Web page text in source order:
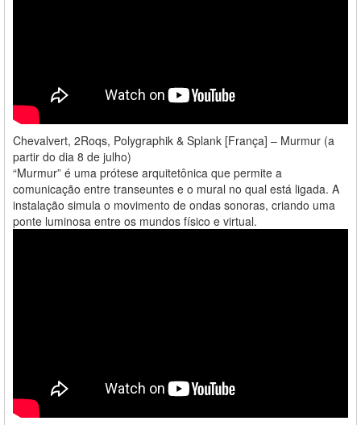
Chevalvert, 2Roqs, Polygraphik & Splank [França] – Murmur (a
partir do dia 8 de julho)
“Murmur” é uma prótese arquitetônica que permite a
comunicação entre transeuntes e o mural no qual está ligada. A
instalação simula o movimento de ondas sonoras, criando uma
ponte luminosa entre os mundos físico e virtual.